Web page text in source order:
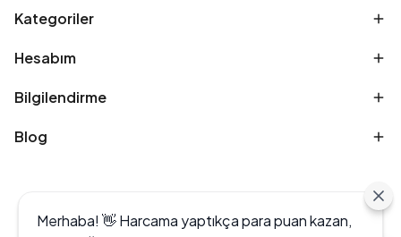
Kategoriler
Hesabım
Bilgilendirme
Blog
Merhaba! 👋 Harcama yaptıkça para puan kazan,